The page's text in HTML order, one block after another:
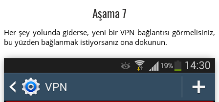
Aşama 7
Her şey yolunda giderse, yeni bir VPN bağlantısı görmelisiniz,
bu yüzden bağlanmak istiyorsanız ona dokunun.